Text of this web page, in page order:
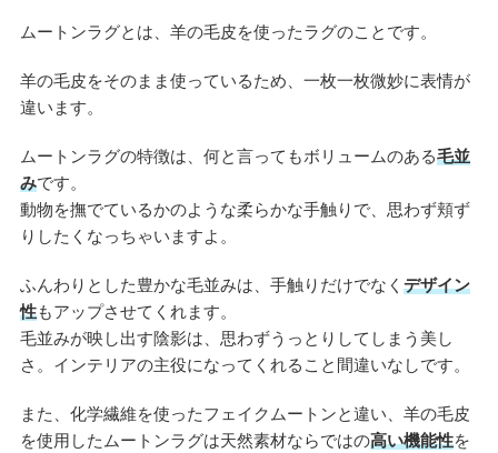
ムートンラグとは、羊の毛皮を使ったラグのことです。
羊の毛皮をそのまま使っているため、一枚一枚微妙に表情が
違います。
ムートンラグの特徴は、何と言ってもボリュームのある毛並
みです。
動物を撫でているかのような柔らかな手触りで、思わず頬ず
りしたくなっちゃいますよ。
ふんわりとした豊かな毛並みは、手触りだけでなく デザイン
性もアップさせてくれます。
毛並みが映し出す陰影は、思わずうっとりしてしまう美し
さ。インテリアの主役になってくれること間違いなしです。
また、化学繊維を使ったフェイクムートンと違い、羊の毛皮
を使用したムートンラグは天然素材ならではの高い機能性を